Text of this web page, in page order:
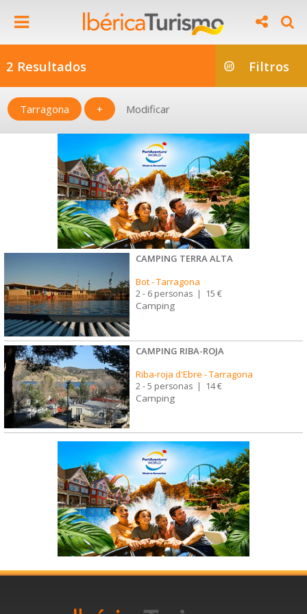
2 Resultados Filtros
Tarragona + Modificar
CAMPING TERRA ALTA
Bot-Tarragona
2 - 6 personas | 15 €
Camping
CAMPING RIBA-ROJA
Riba-roja d'Ebre -Tarragona
2 - 5 personas | 14 €
Camping